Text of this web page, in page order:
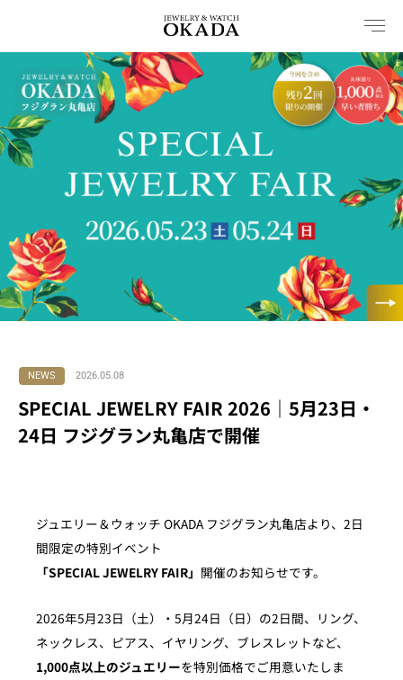
を
ッ
プ
NEWS 2026.05.08
SPECIAL JEWELRY FAIR 2026｜5月23日・
24日 フジグラン丸亀店で開催
ジュエリー＆ウォッチ OKADA フジグラン丸亀店より、2日
間限定の特別イベント
「SPECIAL JEWELRY FAIR」 開催のお知らせです。
2026年5月23日（土）・5月24日（日）の2日間、リング、
ネックレス、ピアス、イヤリング、ブレスレットなど、
1,000点以上のジュエリーを特別価格でご用意いたしま